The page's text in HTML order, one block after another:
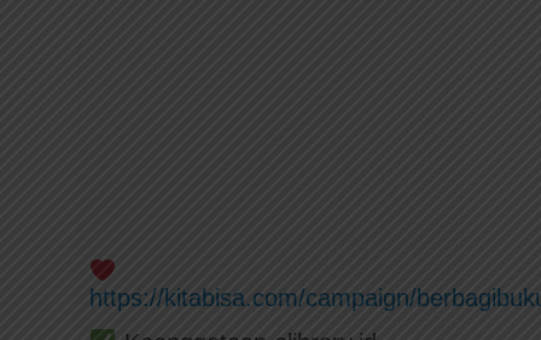
https://kitabisa.com/campaign/